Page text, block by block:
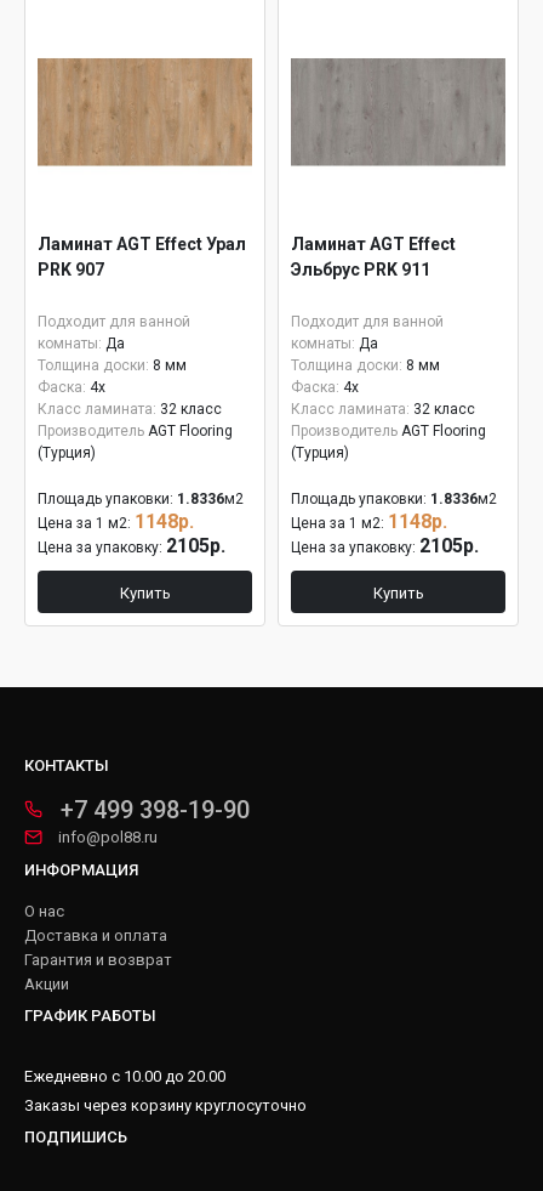
Ламинат AGT Effect Урал
PRK 907
Подходит для ванной
комнаты: Да
Толщина доски: 8 мм
Фаска: 4x
Класс ламината: 32 класс
Производитель AGT Flooring
(Турция)
Площадь упаковки: 1.8336м2
Цена за 1 м2: 1148р.
Цена за упаковку: 2105р.
Купить
Ламинат AGT Effect
Эльбрус PRK 911
Подходит для ванной
комнаты: Да
Толщина доски: 8 мм
Фаска: 4x
Класс ламината: 32 класс
Производитель AGT Flooring
(Турция)
Площадь упаковки: 1.8336м2
Цена за 1 м2: 1148р.
Цена за упаковку: 2105р.
Купить
КОНТАКТЫ
+7 499 398-19-90
info@pol88.ru
ИНФОРМАЦИЯ
О нас
Доставка и оплата
Гарантия и возврат
Акции
ГРАФИК РАБОТЫ
Ежедневно с 10.00 до 20.00
Заказы через корзину круглосуточно
ПОДПИШИСЬ